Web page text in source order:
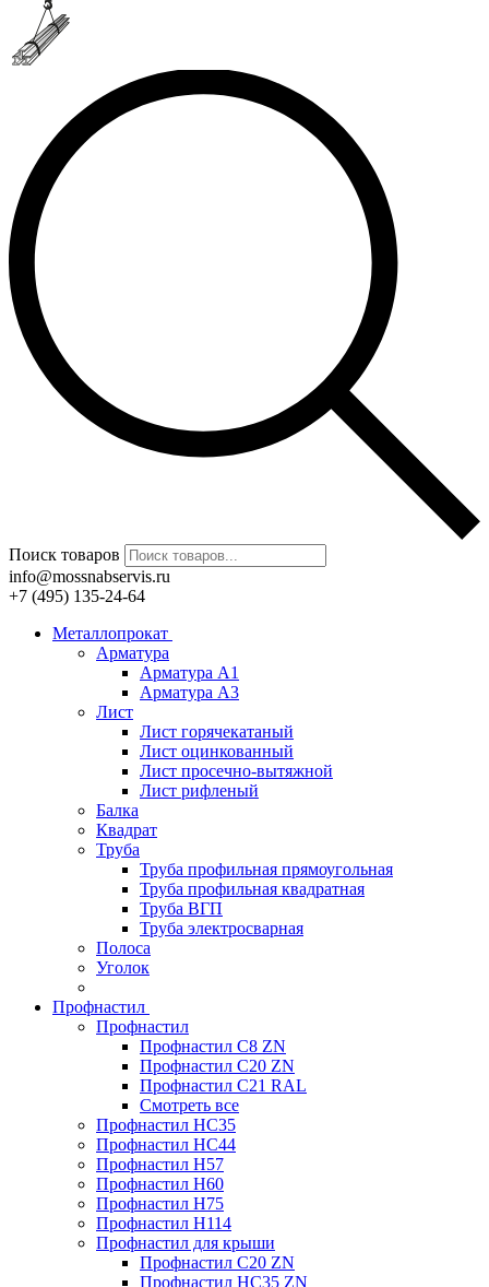
Поиск товаров
info@mossnabservis.ru
+7 (495) 135-24-64
Металлопрокат
Арматура
Арматура А1
Арматура А3
Лист
Лист горячекатаный
Лист оцинкованный
Лист просечно-вытяжной
Лист рифленый
Балка
Квадрат
Труба
Труба профильная прямоугольная
Труба профильная квадратная
Труба ВГП
Труба электросварная
Полоса
Уголок
Профнастил
Профнастил
Профнастил С8 ZN
Профнастил С20 ZN
Профнастил С21 RAL
Смотреть все
Профнастил HC35
Профнастил HC44
Профнастил H57
Профнастил H60
Профнастил H75
Профнастил H114
Профнастил для крыши
Профнастил С20 ZN
Профнастил НС35 ZN